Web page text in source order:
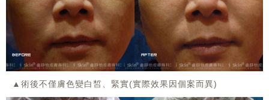
▲術後不僅膚色變白皙、緊實(實際效果因個案而異)